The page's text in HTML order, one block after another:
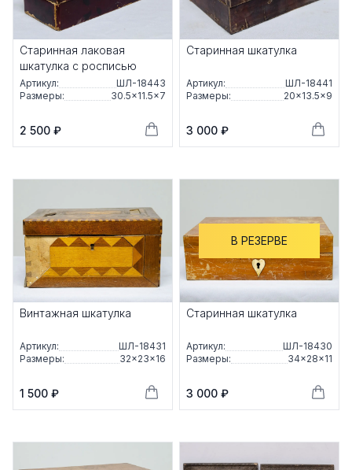
Старинная лаковая
шкатулка с росписью
Артикул:
ШЛ-18443
Размеры:
30.5×11.5×7
2 500 ₽
Старинная шкатулка
Артикул:
ШЛ-18441
Размеры:
20×13.5×9
3 000 ₽
Винтажная шкатулка
Артикул:
ШЛ-18431
Размеры:
32×23×16
1 500 ₽
В РЕЗЕРВЕ
Старинная шкатулка
Артикул:
ШЛ-18430
Размеры:
34×28×11
3 000 ₽